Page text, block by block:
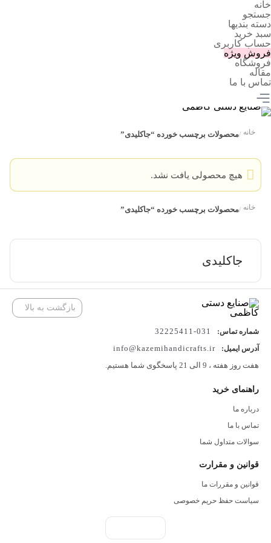
خانه
جستجو
دسته بندیها
سبد خرید
حساب کاربری
فروش ویژه
فروشگاه
مقاله
تماس با ما
خانه /محصولات برچسب خورده “جاکلیدی”
هیچ محصولی یافت نشد.
خانه /محصولات برچسب خورده “جاکلیدی”
جاکلیدی
بازگشت به بالا
شماره تماس: 031-32225411
آدرس ایمیل:
info@kazemihandicrafts.ir
هفت روز هفته ، 9 الی 21 پاسخگوی شما هستیم.
راهنمای خرید
درباره ما
تماس با ما
سوالات متداول شما
قوانین و مقرارت
قوانین و مقررات ما
سیاست حفظ حریم خصوصی